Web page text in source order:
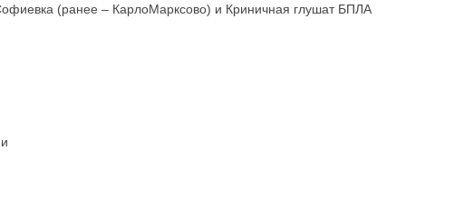
(ранее – КарлоМарксово) и Криничная глушат БПЛА